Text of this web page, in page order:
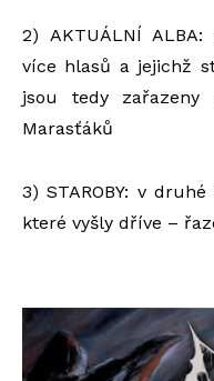
2) AKTUÁLNÍ
více hlasů a jejichž
jsou tedy zařazeny
Marasťáků
3) STAROBY: v
které vyšly dříve –